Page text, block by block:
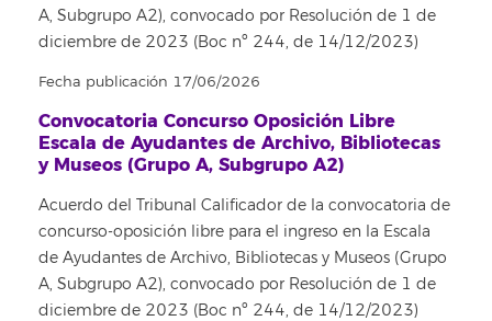
A, Subgrupo A2), convocado por Resolución de 1 de
diciembre de 2023 (Boc nº 244, de 14/12/2023)
Fecha publicación 17/06/2026
Convocatoria Concurso Oposición Libre
Escala de Ayudantes de Archivo, Bibliotecas
y Museos (Grupo A, Subgrupo A2)
Acuerdo del Tribunal Calificador de la convocatoria de
concurso-oposición libre para el ingreso en la Escala
de Ayudantes de Archivo, Bibliotecas y Museos (Grupo
A, Subgrupo A2), convocado por Resolución de 1 de
diciembre de 2023 (Boc nº 244, de 14/12/2023)